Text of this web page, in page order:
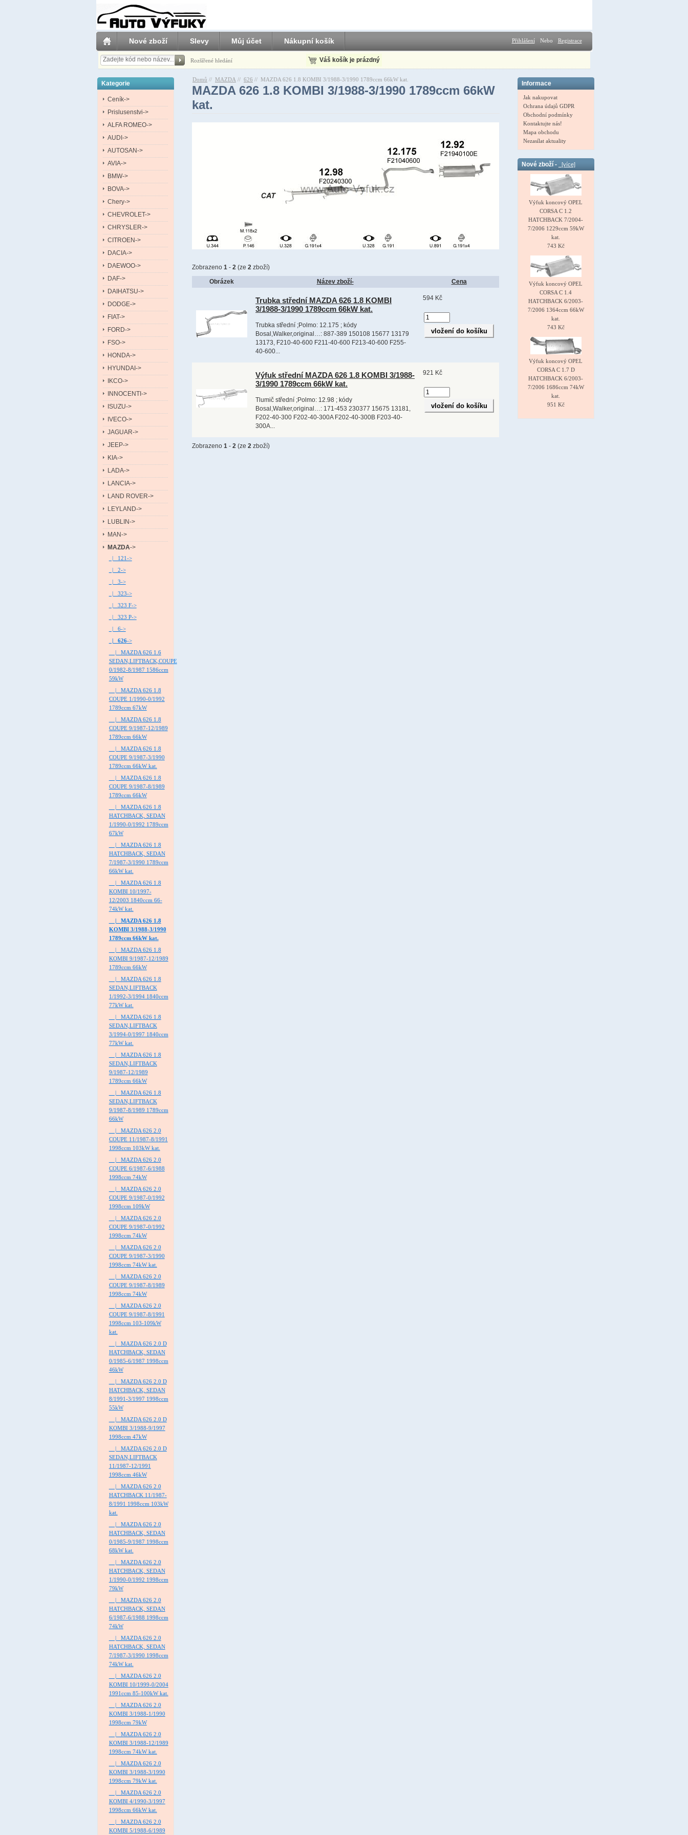
Nové zboží Slevy Můj účet Nákupní košík Přihlášení Nebo Registrace
Rozšířené hledání Váš košík je prázdný
Kategorie
Ceník->
Prislusenstvi->
ALFA ROMEO->
AUDI->
AUTOSAN->
AVIA->
BMW->
BOVA->
Chery->
CHEVROLET->
CHRYSLER->
CITROEN->
DACIA->
DAEWOO->
DAF->
DAIHATSU->
DODGE->
FIAT->
FORD->
FSO->
HONDA->
HYUNDAI->
IKCO->
INNOCENTI->
ISUZU->
IVECO->
JAGUAR->
JEEP->
KIA->
LADA->
LANCIA->
LAND ROVER->
LEYLAND->
LUBLIN->
MAN->
MAZDA->
|_ 121->
|_ 2->
|_ 3->
|_ 323->
|_ 323 F->
|_ 323 P->
|_ 6->
|_ 626->
|_ MAZDA 626 1.6
SEDAN,LIFTBACK,COUPE
0/1982-8/1987 1586ccm
59kW
|_ MAZDA 626 1.8
COUPE 1/1990-0/1992
1789ccm 67kW
|_ MAZDA 626 1.8
COUPE 9/1987-12/1989
1789ccm 66kW
|_ MAZDA 626 1.8
COUPE 9/1987-3/1990
1789ccm 66kW kat.
|_ MAZDA 626 1.8
COUPE 9/1987-8/1989
1789ccm 66kW
|_ MAZDA 626 1.8
HATCHBACK, SEDAN
1/1990-0/1992 1789ccm
67kW
|_ MAZDA 626 1.8
HATCHBACK, SEDAN
7/1987-3/1990 1789ccm
66kW kat.
|_ MAZDA 626 1.8
KOMBI 10/1997-
12/2003 1840ccm 66-
74kW kat.
|_ MAZDA 626 1.8
KOMBI 3/1988-3/1990
1789ccm 66kW kat.
|_ MAZDA 626 1.8
KOMBI 9/1987-12/1989
1789ccm 66kW
|_ MAZDA 626 1.8
SEDAN,LIFTBACK
1/1992-3/1994 1840ccm
77kW kat.
|_ MAZDA 626 1.8
SEDAN,LIFTBACK
3/1994-0/1997 1840ccm
77kW kat.
|_ MAZDA 626 1.8
SEDAN,LIFTBACK
9/1987-12/1989
1789ccm 66kW
|_ MAZDA 626 1.8
SEDAN,LIFTBACK
9/1987-8/1989 1789ccm
66kW
|_ MAZDA 626 2.0
COUPE 11/1987-8/1991
1998ccm 103kW kat.
|_ MAZDA 626 2.0
COUPE 6/1987-6/1988
1998ccm 74kW
|_ MAZDA 626 2.0
COUPE 9/1987-0/1992
1998ccm 109kW
|_ MAZDA 626 2.0
COUPE 9/1987-0/1992
1998ccm 74kW
|_ MAZDA 626 2.0
COUPE 9/1987-3/1990
1998ccm 74kW kat.
|_ MAZDA 626 2.0
COUPE 9/1987-8/1989
1998ccm 74kW
|_ MAZDA 626 2.0
COUPE 9/1987-8/1991
1998ccm 103-109kW
kat.
|_ MAZDA 626 2.0 D
HATCHBACK, SEDAN
0/1985-6/1987 1998ccm
46kW
|_ MAZDA 626 2.0 D
HATCHBACK, SEDAN
8/1991-3/1997 1998ccm
55kW
|_ MAZDA 626 2.0 D
KOMBI 3/1988-9/1997
1998ccm 47kW
|_ MAZDA 626 2.0 D
SEDAN,LIFTBACK
11/1987-12/1991
1998ccm 46kW
|_ MAZDA 626 2.0
HATCHBACK 11/1987-
8/1991 1998ccm 103kW
kat.
|_ MAZDA 626 2.0
HATCHBACK, SEDAN
0/1985-9/1987 1998ccm
68kW kat.
|_ MAZDA 626 2.0
HATCHBACK, SEDAN
1/1990-0/1992 1998ccm
79kW
|_ MAZDA 626 2.0
HATCHBACK, SEDAN
6/1987-6/1988 1998ccm
74kW
|_ MAZDA 626 2.0
HATCHBACK, SEDAN
7/1987-3/1990 1998ccm
74kW kat.
|_ MAZDA 626 2.0
KOMBI 10/1999-0/2004
1991ccm 85-100kW kat.
|_ MAZDA 626 2.0
KOMBI 3/1988-1/1990
1998ccm 79kW
|_ MAZDA 626 2.0
KOMBI 3/1988-12/1989
1998ccm 74kW kat.
|_ MAZDA 626 2.0
KOMBI 3/1988-3/1990
1998ccm 79kW kat.
|_ MAZDA 626 2.0
KOMBI 4/1990-3/1997
1998ccm 66kW kat.
|_ MAZDA 626 2.0
KOMBI 5/1988-6/1989
Domů // MAZDA // 626 // MAZDA 626 1.8 KOMBI 3/1988-3/1990 1789ccm 66kW kat.
MAZDA 626 1.8 KOMBI 3/1988-3/1990 1789ccm 66kW
kat.
Zobrazeno1 -2 (ze2 zboží)
Obrázek Název zboží- Cena
Trubka střední MAZDA 626 1.8 KOMBI
3/1988-3/1990 1789ccm 66kW kat.
Trubka střední ;Polmo: 12.175 ; kódy
Bosal,Walker,original…: 887-389 150108 15677 13179
13173, F210-40-600 F211-40-600 F213-40-600 F255-
40-600...
594 Kč
Výfuk střední MAZDA 626 1.8 KOMBI 3/1988-
3/1990 1789ccm 66kW kat.
Tlumič střední ;Polmo: 12.98 ; kódy
Bosal,Walker,original…: 171-453 230377 15675 13181,
F202-40-300 F202-40-300A F202-40-300B F203-40-
300A...
921 Kč
Zobrazeno1 -2 (ze2 zboží)
Informace
Jak nakupovat
Ochrana údajů GDPR
Obchodní podmínky
Kontaktujte nás!
Mapa obchodu
Nezasílat aktuality
Nové zboží - [více]
Výfuk koncový OPEL
CORSA C 1.2
HATCHBACK 7/2004-
7/2006 1229ccm 59kW
kat.
743 Kč
Výfuk koncový OPEL
CORSA C 1.4
HATCHBACK 6/2003-
7/2006 1364ccm 66kW
kat.
743 Kč
Výfuk koncový OPEL
CORSA C 1.7 D
HATCHBACK 6/2003-
7/2006 1686ccm 74kW
kat.
951 Kč